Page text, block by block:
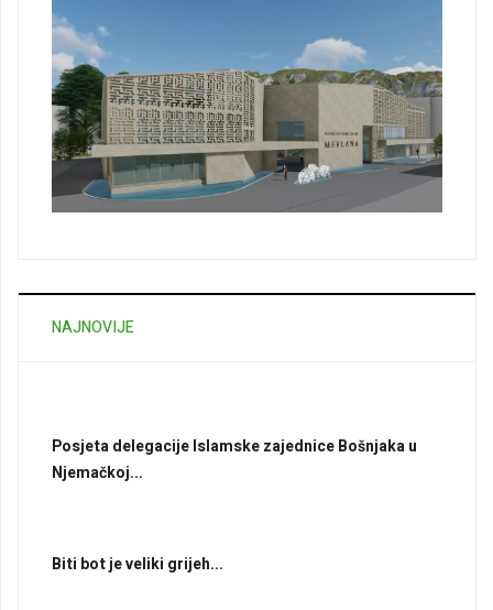
NAJNOVIJE
Posjeta delegacije Islamske zajednice Bošnjaka u
Njemačkoj...
Biti bot je veliki grijeh...